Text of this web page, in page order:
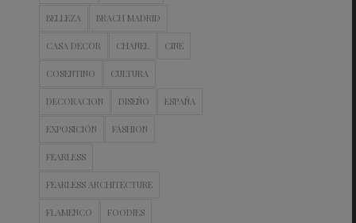
BELLEZA BRACH MADRID
CASA DECOR CHANEL CINE
COSENTINO CULTURA
DECORACION DISEÑO ESPAÑA
EXPOSICIÓN FASHION
FEARLESS
FEARLESS ARCHITECTURE
FLAMENCO FOODIES